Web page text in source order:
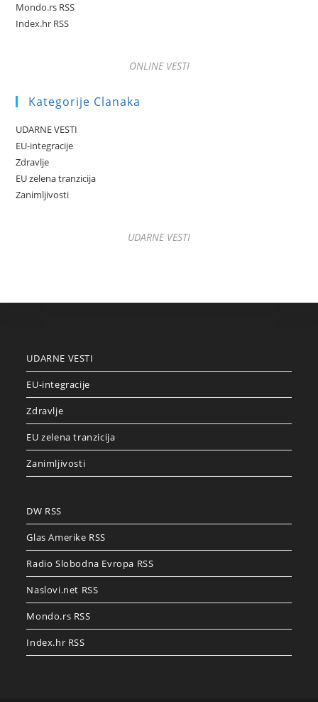
Mondo.rs RSS
Index.hr RSS
ONLINE VESTI
Kategorije Clanaka
UDARNE VESTI
EU-integracije
Zdravlje
EU zelena tranzicija
Zanimljivosti
UDARNE VESTI
UDARNE VESTI
EU-integracije
Zdravlje
EU zelena tranzicija
Zanimljivosti
DW RSS
Glas Amerike RSS
Radio Slobodna Evropa RSS
Naslovi.net RSS
Mondo.rs RSS
Index.hr RSS